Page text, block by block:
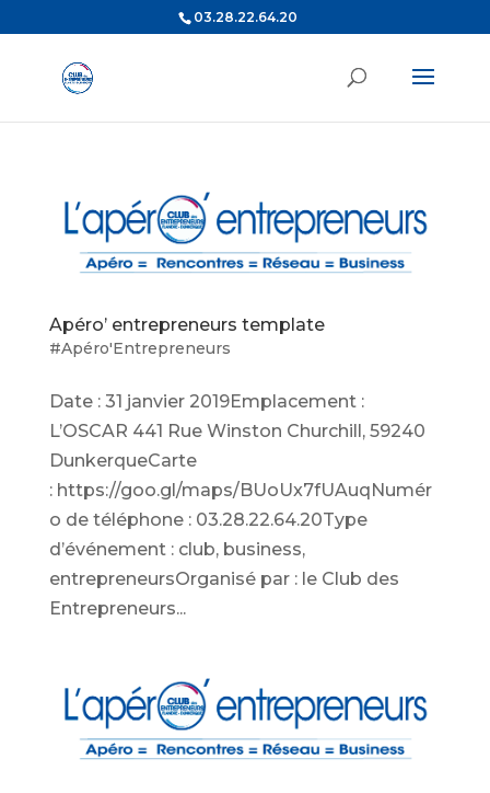
03.28.22.64.20
Apéro’ entrepreneurs template
#Apéro'Entrepreneurs
Date : 31 janvier 2019Emplacement :
L’OSCAR 441 Rue Winston Churchill, 59240
DunkerqueCarte
: https://goo.gl/maps/BUoUx7fUAuqNumér
o de téléphone : 03.28.22.64.20Type
d’événement : club, business,
entrepreneursOrganisé par : le Club des
Entrepreneurs...